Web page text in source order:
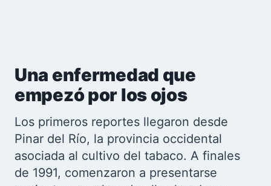
Una enfermedad que
empezó por los ojos
Los primeros reportes llegaron desde
Pinar del Río, la provincia occidental
asociada al cultivo del tabaco. A finales
de 1991, comenzaron a presentarse